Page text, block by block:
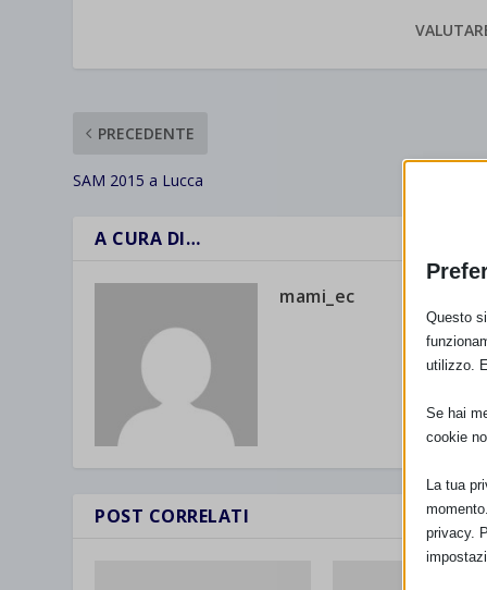
PRECEDENTE
SAM 2015 a Lucca
A CURA DI…
mami_ec
POST CORRELATI
Questo
utilizzo.
Se hai
cookie
La tua
privacy.